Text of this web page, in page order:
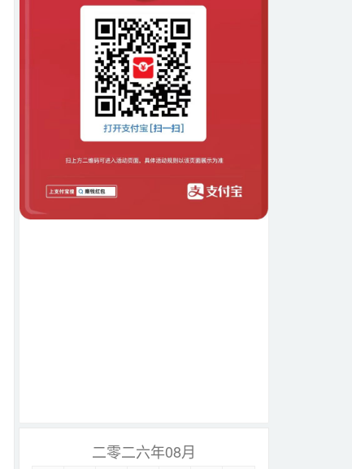
二零二六年08月